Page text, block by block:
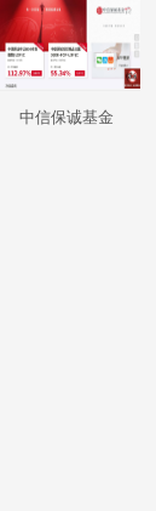
中信保诚基金